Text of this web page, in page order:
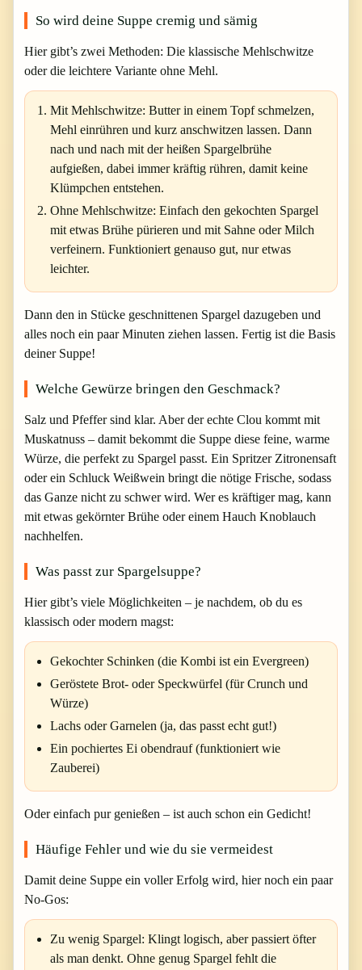
So wird deine Suppe cremig und sämig
Hier gibt’s zwei Methoden: Die klassische Mehlschwitze
oder die leichtere Variante ohne Mehl.
Mit Mehlschwitze: Butter in einem Topf schmelzen,
Mehl einrühren und kurz anschwitzen lassen. Dann
nach und nach mit der heißen Spargelbrühe
aufgießen, dabei immer kräftig rühren, damit keine
Klümpchen entstehen.
Ohne Mehlschwitze: Einfach den gekochten Spargel
mit etwas Brühe pürieren und mit Sahne oder Milch
verfeinern. Funktioniert genauso gut, nur etwas
leichter.
Dann den in Stücke geschnittenen Spargel dazugeben und
alles noch ein paar Minuten ziehen lassen. Fertig ist die Basis
deiner Suppe!
Welche Gewürze bringen den Geschmack?
Salz und Pfeffer sind klar. Aber der echte Clou kommt mit
Muskatnuss – damit bekommt die Suppe diese feine, warme
Würze, die perfekt zu Spargel passt. Ein Spritzer Zitronensaft
oder ein Schluck Weißwein bringt die nötige Frische, sodass
das Ganze nicht zu schwer wird. Wer es kräftiger mag, kann
mit etwas gekörnter Brühe oder einem Hauch Knoblauch
nachhelfen.
Was passt zur Spargelsuppe?
Hier gibt’s viele Möglichkeiten – je nachdem, ob du es
klassisch oder modern magst:
Gekochter Schinken (die Kombi ist ein Evergreen)
Geröstete Brot- oder Speckwürfel (für Crunch und
Würze)
Lachs oder Garnelen (ja, das passt echt gut!)
Ein pochiertes Ei obendrauf(funktioniert wie
Zauberei)
Oder einfach pur genießen – ist auch schon ein Gedicht!
Häufige Fehler und wie du sie vermeidest
Damit deine Suppe ein voller Erfolg wird, hier noch ein paar
No-Gos:
Zu wenig Spargel: Klingt logisch, aber passiert öfter
als man denkt. Ohne genug Spargel fehlt die